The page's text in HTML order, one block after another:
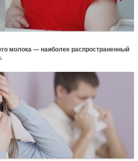
молока — наиболее распространенный